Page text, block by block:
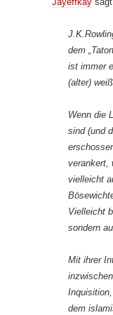
dem
ist immer
(alter)
Wenn die
sind (und
verankert,
vielleicht
Vielleicht
sondern
Mit ihrer
dem